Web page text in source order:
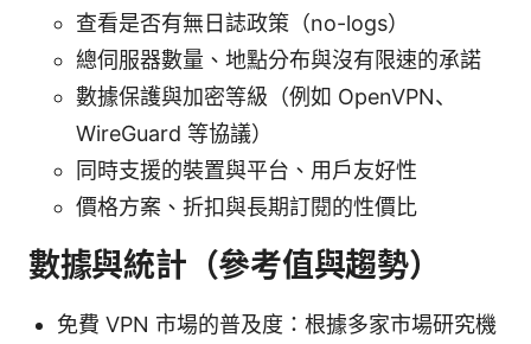
查看是否有無日誌政策（no-logs）
總伺服器數量、地點分布與沒有限速的承諾
數據保護與加密等級（例如 OpenVPN、
WireGuard 等協議）
同時支援的裝置與平台、用戶友好性
價格方案、折扣與長期訂閱的性價比
數據與統計（參考值與趨勢）
免費 VPN 市場的普及度：根據多家市場研究機